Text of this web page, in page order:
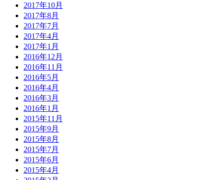
2017年10月
2017年8月
2017年7月
2017年4月
2017年1月
2016年12月
2016年11月
2016年5月
2016年4月
2016年3月
2016年1月
2015年11月
2015年9月
2015年8月
2015年7月
2015年6月
2015年4月